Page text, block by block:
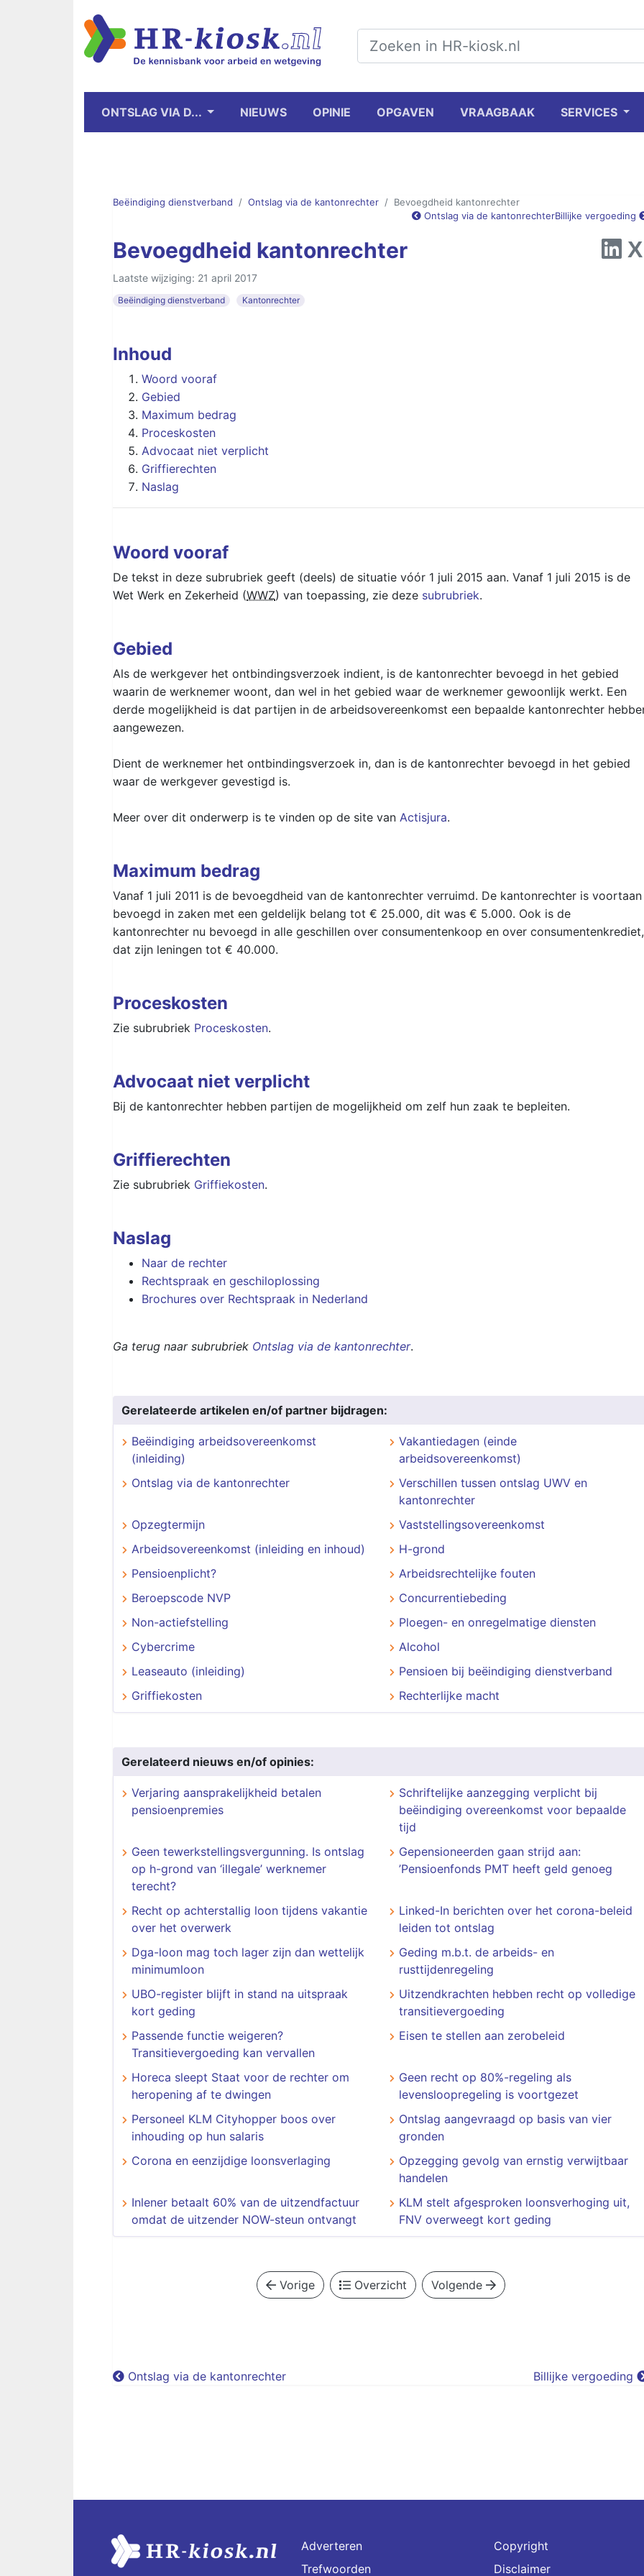
ONTSLAG VIA D... NIEUWS OPINIE OPGAVEN VRAAGBAAK SERVICES
Beëindiging dienstverband Ontslag via de kantonrechter
Bevoegdheid kantonrechter
Ontslag via de kantonrechterBillijke vergoeding
Bevoegdheid kantonrechter
Laatste wijziging: 21 april 2017
Beëindiging dienstverband Kantonrechter
Inhoud
Woord vooraf
Gebied
Maximum bedrag
Proceskosten
Advocaat niet verplicht
Griffierechten
Naslag
Woord vooraf
De tekst in deze subrubriek geeft (deels) de situatie vóór 1 juli 2015 aan. Vanaf 1 juli 2015 is de
Wet Werk en Zekerheid (WWZ) van toepassing, zie deze subrubriek.
Gebied
Als de werkgever het ontbindingsverzoek indient, is de kantonrechter bevoegd in het gebied
waarin de werknemer woont, dan wel in het gebied waar de werknemer gewoonlijk werkt. Een
derde mogelijkheid is dat partijen in de arbeidsovereenkomst een bepaalde kantonrechter
aangewezen.
Dient de werknemer het ontbindingsverzoek in, dan is de kantonrechter bevoegd in het gebied
waar de werkgever gevestigd is.
Meer over dit onderwerp is te vinden op de site van Actisjura.
Maximum bedrag
Vanaf 1 juli 2011 is de bevoegdheid van de kantonrechter verruimd. De kantonrechter is voortaan
bevoegd in zaken met een geldelijk belang tot € 25.000, dit was € 5.000. Ook is de
kantonrechter nu bevoegd in alle geschillen over consumentenkoop en over consumentenkrediet,
dat zijn leningen tot € 40.000.
Proceskosten
Zie subrubriek Proceskosten.
Advocaat niet verplicht
Bij de kantonrechter hebben partijen de mogelijkheid om zelf hun zaak te bepleiten.
Griffierechten
Zie subrubriek Griffiekosten.
Naslag
Naar de rechter
Rechtspraak en geschiloplossing
Brochures over Rechtspraak in Nederland
Ga terug naar subrubriek Ontslag via de kantonrechter.
Gerelateerde artikelen en/of partner bijdragen:
Beëindiging arbeidsovereenkomst
(inleiding)
Vakantiedagen (einde
arbeidsovereenkomst)
Ontslag via de kantonrechter
Verschillen tussen ontslag UWV en
kantonrechter
Opzegtermijn
Vaststellingsovereenkomst
Arbeidsovereenkomst (inleiding en inhoud)
H-grond
Pensioenplicht?
Arbeidsrechtelijke fouten
Beroepscode NVP
Concurrentiebeding
Non-actiefstelling
Ploegen- en onregelmatige diensten
Cybercrime
Alcohol
Leaseauto (inleiding)
Pensioen bij beëindiging dienstverband
Griffiekosten
Rechterlijke macht
Gerelateerd nieuws en/of opinies:
Verjaring aansprakelijkheid betalen
pensioenpremies
Schriftelijke aanzegging verplicht bij
beëindiging overeenkomst voor bepaalde
tijd
Geen tewerkstellingsvergunning. Is ontslag
op h-grond van ‘illegale’ werknemer
terecht?
Gepensioneerden gaan strijd aan:
’Pensioenfonds PMT heeft geld genoeg
Recht op achterstallig loon tijdens vakantie
over het overwerk
Linked-In berichten over het corona-beleid
leiden tot ontslag
Dga-loon mag toch lager zijn dan wettelijk
minimumloon
Geding m.b.t. de arbeids- en
rusttijdenregeling
UBO-register blijft in stand na uitspraak
kort geding
Uitzendkrachten hebben recht op volledige
transitievergoeding
Passende functie weigeren?
Transitievergoeding kan vervallen
Eisen te stellen aan zerobeleid
Horeca sleept Staat voor de rechter om
heropening af te dwingen
Geen recht op 80%-regeling als
levensloopregeling is voortgezet
Personeel KLM Cityhopper boos over
inhouding op hun salaris
Ontslag aangevraagd op basis van vier
gronden
Corona en eenzijdige loonsverlaging
Opzegging gevolg van ernstig verwijtbaar
handelen
Inlener betaalt 60% van de uitzendfactuur
omdat de uitzender NOW-steun ontvangt
KLM stelt afgesproken loonsverhoging uit,
FNV overweegt kort geding
Vorige Overzicht Volgende
Ontslag via de kantonrechter Billijke vergoeding
Adverteren
Trefwoorden
Copyright
Disclaimer